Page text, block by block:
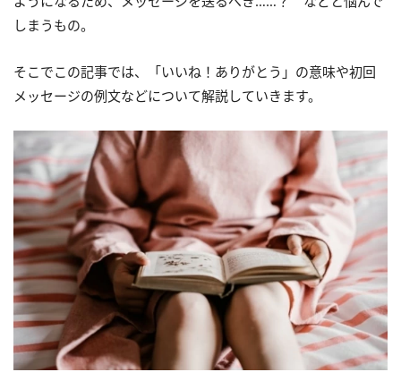
しまうもの。
そこでこの記事では、「いいね！ありがとう」の意味や初回
メッセージの例文などについて解説していきます。